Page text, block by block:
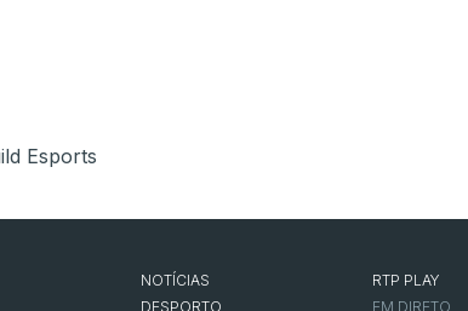
Esports
NOTÍCIAS
DESPORTO
RTP PLAY
EM DIRETO